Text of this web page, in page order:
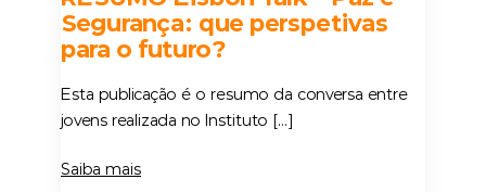
Segurança: que perspetivas
para o futuro?
Esta publicação é o resumo da conversa entre
jovens realizada no Instituto […]
Saiba mais